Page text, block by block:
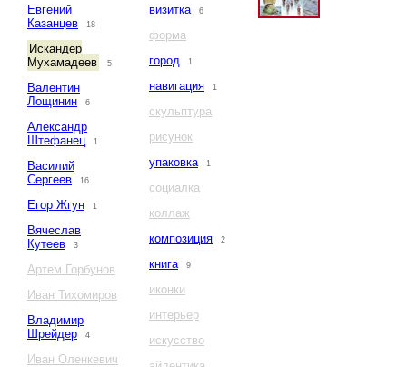
Евгений
Казанцев
18
Искандер
Мухамадеев
5
Валентин
Лощинин
6
Александр
Штефанец
1
Василий
Сергеев
16
Егор Жгун 1
Вячеслав
Кутеев
3
Артем Горбунов
Иван Тихомиров
Владимир
Шрейдер
4
Иван Оленкевич
визитка
6
форма
город
1
навигация 1
скульптура
рисунок
упаковка
1
социалка
коллаж
композиция
2
книга 9
иконки
интерьер
искусство